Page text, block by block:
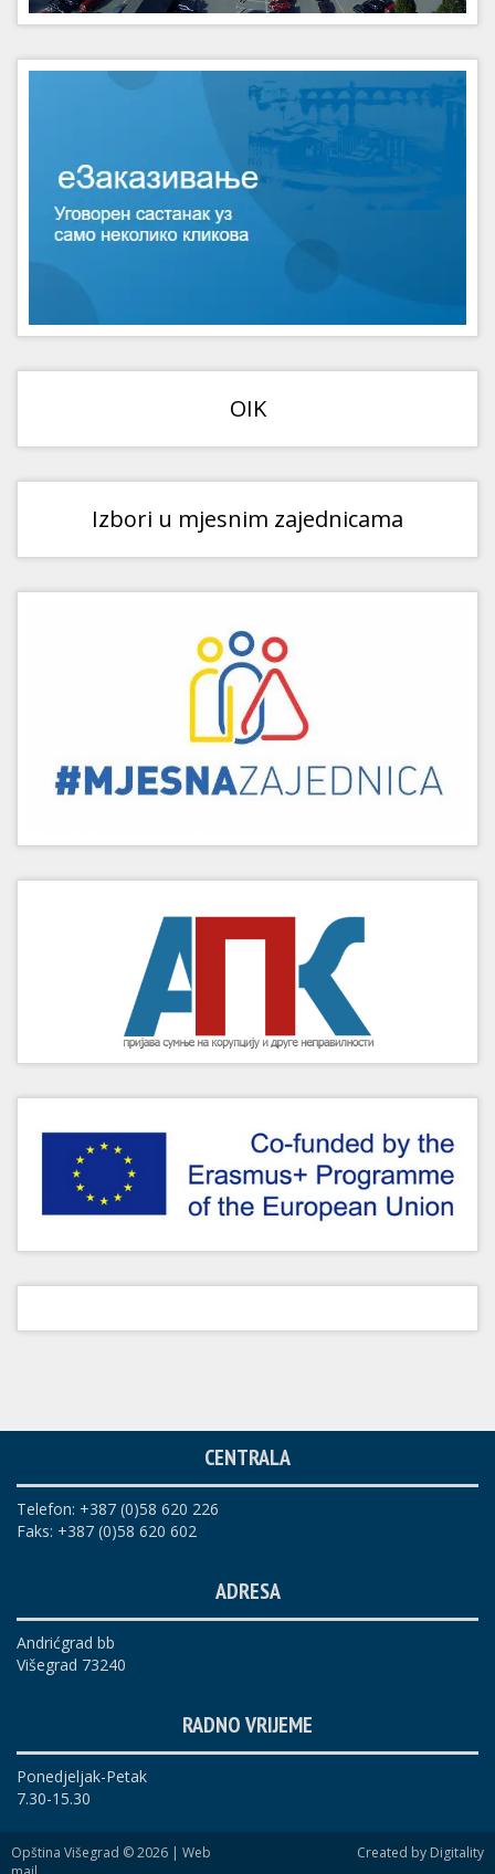
OIK
Izbori u mjesnim zajednicama
CENTRALA
Telefon: +387 (0)58 620 226
Faks: +387 (0)58 620 602
ADRESA
Andrićgrad bb
Višegrad 73240
RADNO VRIJEME
Ponedjeljak-Petak
7.30-15.30
Opština Višegrad © 2026 | Web
Created by Digitality